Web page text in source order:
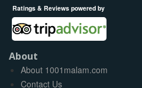
Ratings & Reviews powered by
About
About 1001malam.com
Contact Us